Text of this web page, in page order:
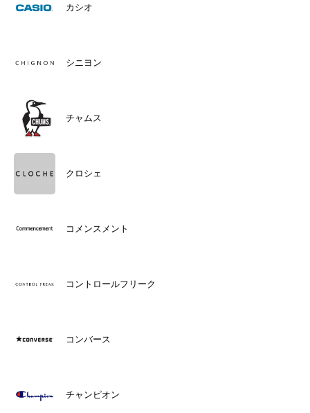
カシオ
シニヨン
チャムス
クロシェ
コメンスメント
コントロールフリーク
コンバース
チャンピオン